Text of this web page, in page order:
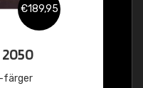
€189,95
färger